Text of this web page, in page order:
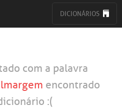
DICIONÁRIOS
com a palavra
encontrado
:(